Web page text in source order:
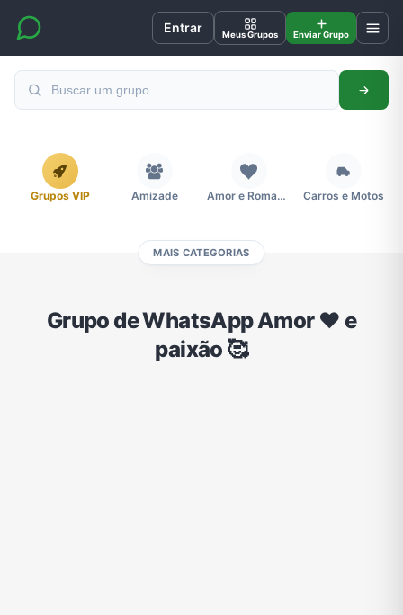
Entrar Meus Grupos Enviar Grupo
Grupos VIP Amizade Amor e Romance Carros e Motos
Educação
MAIS CATEGORIAS
Grupo de WhatsApp Amor ❤️ e
paixão 🥰